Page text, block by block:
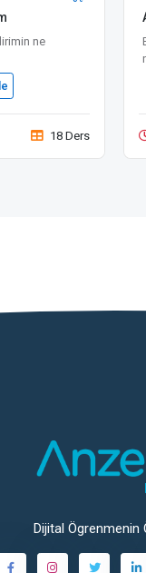
ne
18 Ders
Dijital Ögrenmenin